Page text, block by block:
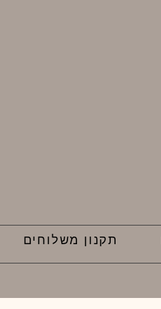
תקנון משלוחים